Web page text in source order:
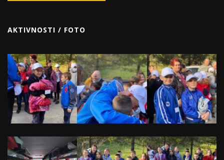
AKTIVNOSTI / FOTO